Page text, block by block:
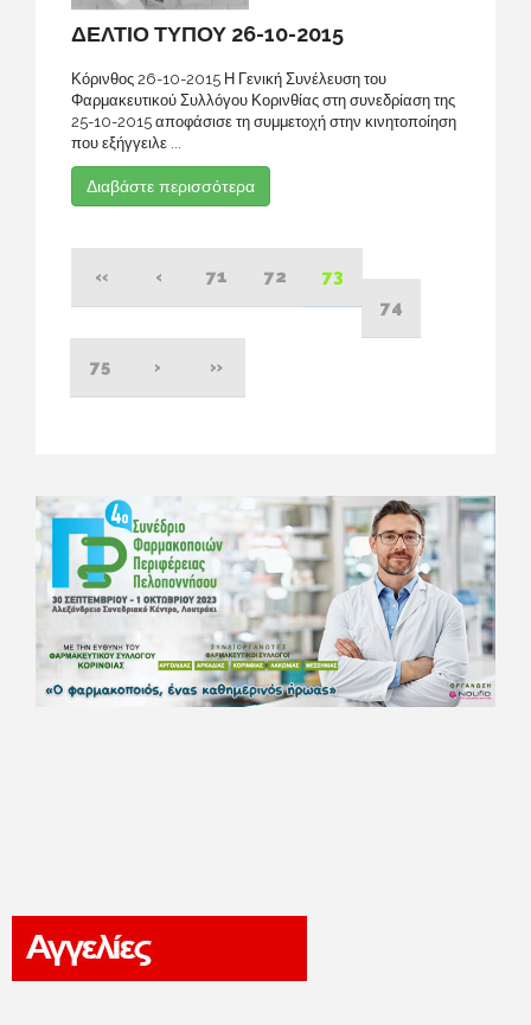
ΔΕΛΤΙΟ ΤΥΠΟΥ 26-10-2015
Κόρινθος 26-10-2015 Η Γενική Συνέλευση του
Φαρμακευτικού Συλλόγου Κορινθίας στη συνεδρίαση της
25-10-2015 αποφάσισε τη συμμετοχή στην κινητοποίηση
που εξήγγειλε ...
Διαβάστε περισσότερα
« ‹ 71 72
73
74
75 › »